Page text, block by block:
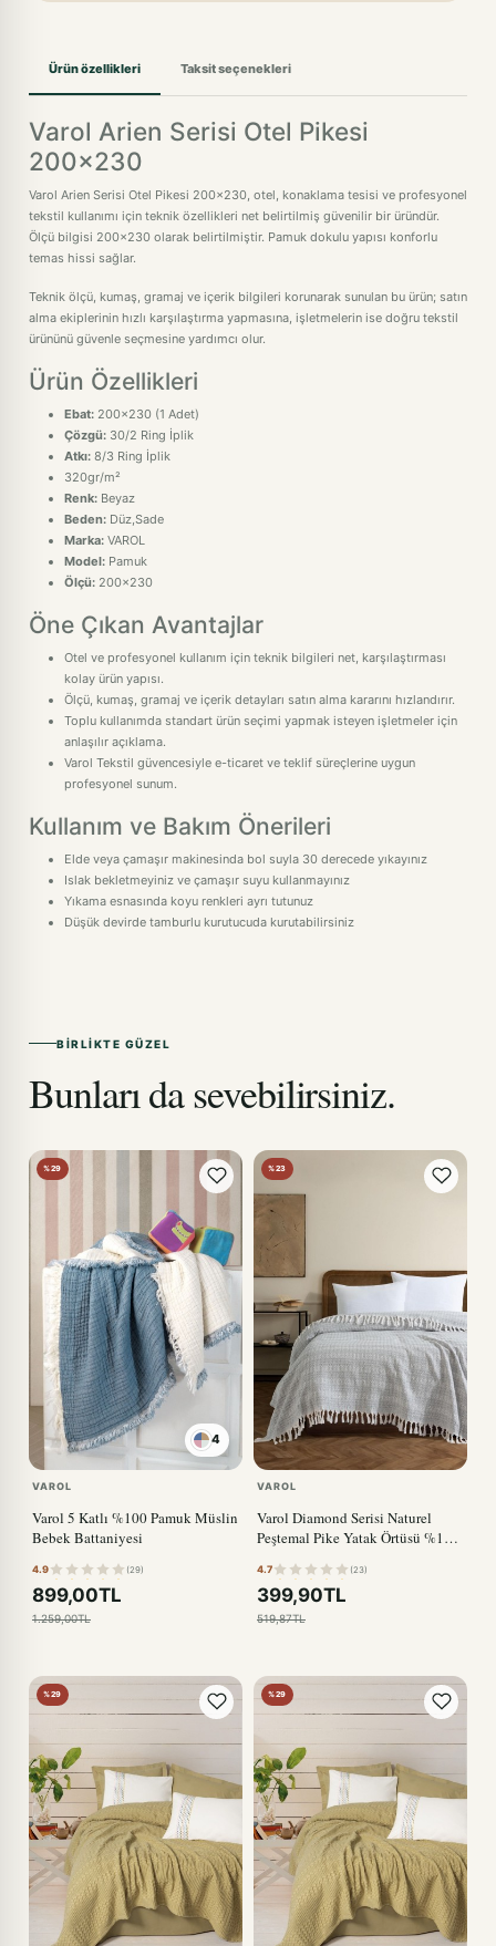
Ürün özellikleri Taksit seçenekleri
Varol Arien Serisi Otel Pikesi
200x230
Varol Arien Serisi Otel Pikesi 200x230, otel, konaklama tesisi ve profesyonel
tekstil kullanımı için teknik özellikleri net belirtilmiş güvenilir bir üründür.
Ölçü bilgisi 200x230 olarak belirtilmiştir. Pamuk dokulu yapısı konforlu
temas hissi sağlar.
Teknik ölçü, kumaş, gramaj ve içerik bilgileri korunarak sunulan bu ürün; satın
alma ekiplerinin hızlı karşılaştırma yapmasına, işletmelerin ise doğru tekstil
ürününü güvenle seçmesine yardımcı olur.
Ürün Özellikleri
Ebat: 200x230 (1 Adet)
Çözgü: 30/2 Ring İplik
Atkı: 8/3 Ring İplik
320gr/m²
Renk: Beyaz
Beden: Düz,Sade
Marka: VAROL
Model: Pamuk
Ölçü: 200x230
Öne Çıkan Avantajlar
Otel ve profesyonel kullanım için teknik bilgileri net, karşılaştırması
kolay ürün yapısı.
Ölçü, kumaş, gramaj ve içerik detayları satın alma kararını hızlandırır.
Toplu kullanımda standart ürün seçimi yapmak isteyen işletmeler için
anlaşılır açıklama.
Varol Tekstil güvencesiyle e-ticaret ve teklif süreçlerine uygun
profesyonel sunum.
Kullanım ve Bakım Önerileri
Elde veya çamaşır makinesinda bol suyla 30 derecede yıkayınız
Islak bekletmeyiniz ve çamaşır suyu kullanmayınız
Yıkama esnasında koyu renkleri ayrı tutunuz
Düşük devirde tamburlu kurutucuda kurutabilirsiniz
BIRLIKTE GÜZEL
Bunları da sevebilirsiniz.
%29
4
VAROL
Varol 5 Katlı %100 Pamuk Müslin
Bebek Battaniyesi
4.9 (29)
899,00TL
1.259,00TL
%23
VAROL
Varol Diamond Serisi Naturel
Peştemal Pike Yatak Örtüsü %100
4.7 (23)
399,90TL
519,87TL
%29 %29